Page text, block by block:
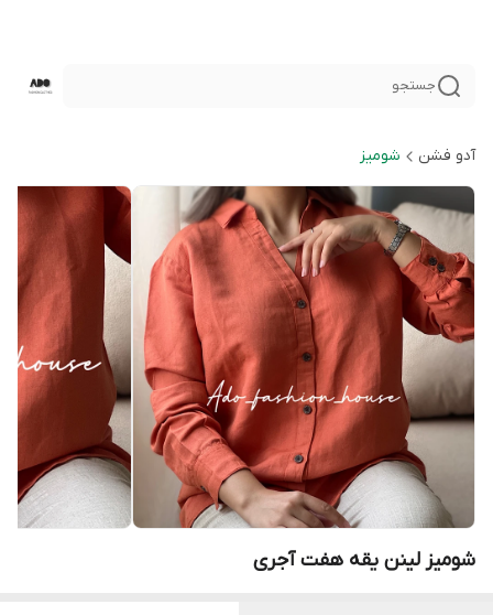
جستجو
آدو فشن شوميز
شومیز لینن یقه هفت آجری